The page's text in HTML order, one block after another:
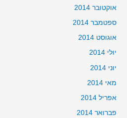
אוקטובר 2014
ספטמבר 2014
אוגוסט 2014
יולי 2014
יוני 2014
מאי 2014
אפריל 2014
פברואר 2014